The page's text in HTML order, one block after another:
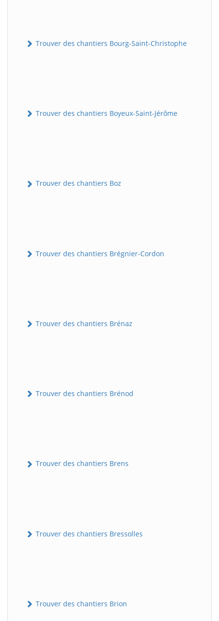
Trouver des chantiers Bourg-Saint-Christophe
Trouver des chantiers Boyeux-Saint-Jérôme
Trouver des chantiers Boz
Trouver des chantiers Brégnier-Cordon
Trouver des chantiers Brénaz
Trouver des chantiers Brénod
Trouver des chantiers Brens
Trouver des chantiers Bressolles
Trouver des chantiers Brion